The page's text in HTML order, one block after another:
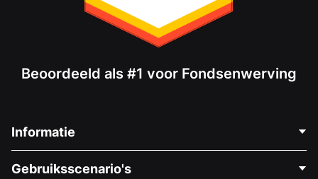
Beoordeeld als #1 voor Fondsenwerving
Informatie
Gebruiksscenario's